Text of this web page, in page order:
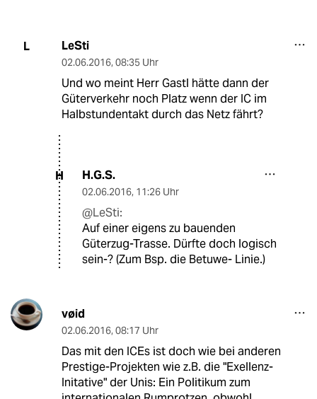
L LeSti
02.06.2016, 08:35 Uhr
Und wo meint Herr Gastl hätte dann der
Güterverkehr noch Platz wenn der IC im
Halbstundentakt durch das Netz fährt?
H H.G.S.
02.06.2016, 11:26 Uhr
@LeSti:
Auf einer eigens zu bauenden
Güterzug-Trasse. Dürfte doch logisch
sein-? (Zum Bsp. die Betuwe- Linie.)
vøid
02.06.2016, 08:17 Uhr
Das mit den ICEs ist doch wie bei anderen
Prestige-Projekten wie z.B. die "Exellenz-
Initative" der Unis: Ein Politikum zum